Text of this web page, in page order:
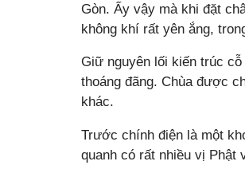
Gòn. Ấy vậy mà khi đặt
không khí rất yên ắng,
Giữ nguyên lối kiến trúc
thoáng đãng. Chùa được
khác.
Trước chính điện là một
quanh có rất nhiều vị Phật